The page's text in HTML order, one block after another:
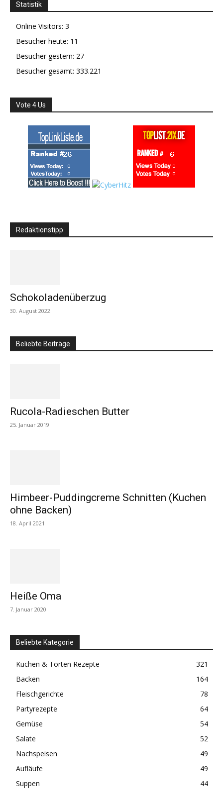
Statistik
Online Visitors: 3
Besucher heute: 11
Besucher gestern: 27
Besucher gesamt: 333.221
Vote 4 Us
Redaktionstipp
Schokoladenüberzug
30. August 2022
Beliebte Beiträge
Rucola-Radieschen Butter
25. Januar 2019
Himbeer-Puddingcreme Schnitten (Kuchen
ohne Backen)
18. April 2021
Heiße Oma
7. Januar 2020
Beliebte Kategorie
Kuchen & Torten Rezepte
321
Backen
164
Fleischgerichte
78
Partyrezepte
64
Gemüse
54
Salate
52
Nachspeisen
49
Aufläufe
49
Suppen
44